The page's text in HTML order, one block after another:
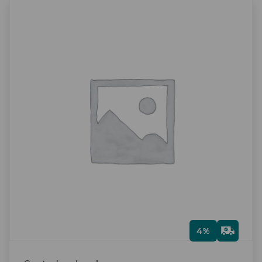
4%
Gra
tis